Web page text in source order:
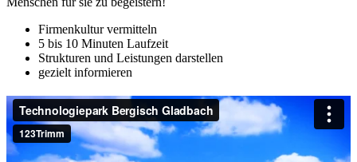
Firmenkultur vermitteln
5 bis 10 Minuten Laufzeit
Strukturen und Leistungen darstellen
gezielt informieren